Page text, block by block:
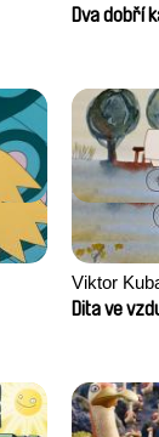
Dva dobří
Viktor
Dita ve